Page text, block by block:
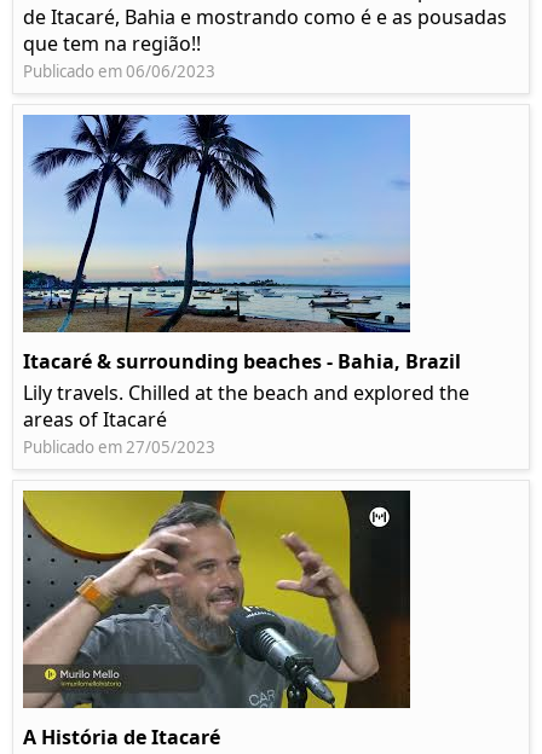
de Itacaré, Bahia e mostrando como é e as pousadas
que tem na região!!
Publicado em 06/06/2023
Itacaré & surrounding beaches - Bahia, Brazil
Lily travels. Chilled at the beach and explored the
areas of Itacaré
Publicado em 27/05/2023
A História de Itacaré